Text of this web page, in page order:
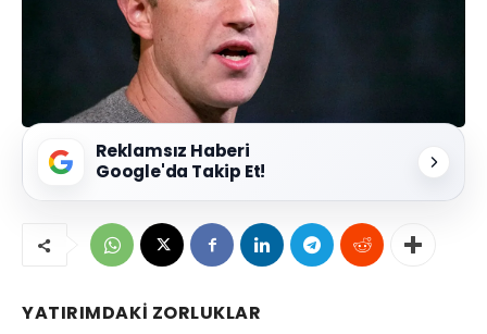
Reklamsız Haberi
Google'da Takip Et!
YATIRIMDAKİ ZORLUKLAR